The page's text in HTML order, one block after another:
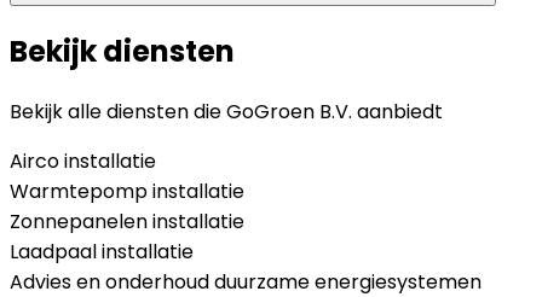
Bekijk diensten
Bekijk alle diensten dieGoGroen B.V. aanbiedt
Airco installatie
Warmtepomp installatie
Zonnepanelen installatie
Laadpaal installatie
Advies en onderhoud duurzame energiesystemen